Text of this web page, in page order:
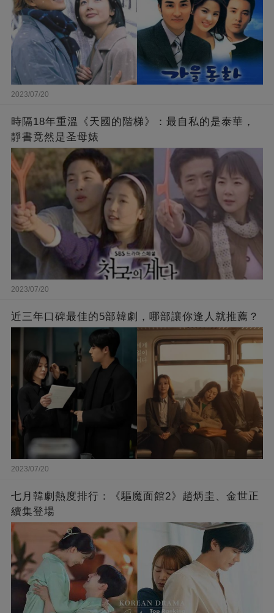
2023/07/20
時隔18年重溫《天國的階梯》：最自私的是泰華，
靜書竟然是圣母婊
2023/07/20
近三年口碑最佳的5部韓劇，哪部讓你逢人就推薦？
2023/07/20
七月韓劇熱度排行：《驅魔面館2》趙炳圭、金世正
續集登場